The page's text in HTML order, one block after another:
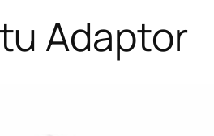
Adaptor